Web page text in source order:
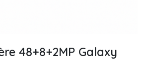
48+8+2MP Galaxy